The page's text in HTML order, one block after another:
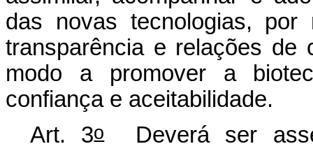
das novas tecnologias, por
transparência e relações de
modo a promover a
confiança e aceitabilidade.
Art. 3oDeverá ser